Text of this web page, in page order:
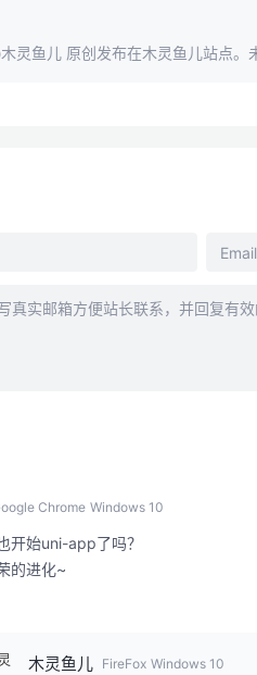
灵鱼儿 原创发布在木灵鱼儿站点。
Chrome Windows 10
开始uni-app了吗？
的进化~
木灵鱼儿 FireFox Windows 10